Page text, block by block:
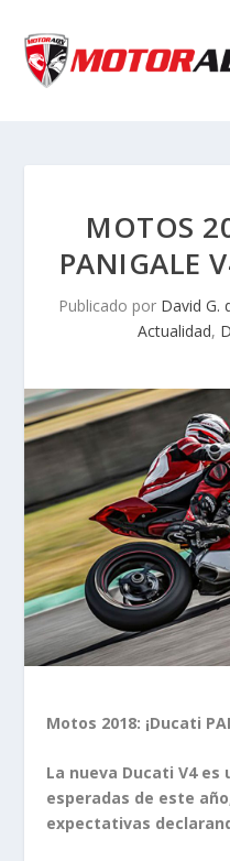
MOTOS
PANIGALE
Publicado por David G.
Actualidad,
Motos 2018: ¡Ducati
La nueva Ducati V4 es
esperadas de este
expectativas